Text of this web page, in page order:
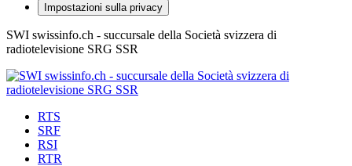
Impostazioni sulla privacy
SWI swissinfo.ch - succursale della Società svizzera di
radiotelevisione SRG SSR
RTS
SRF
RSI
RTR